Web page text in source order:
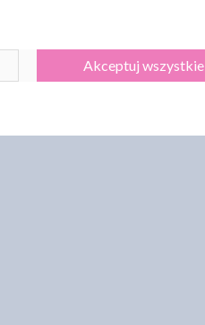
Akceptuj wszystkie